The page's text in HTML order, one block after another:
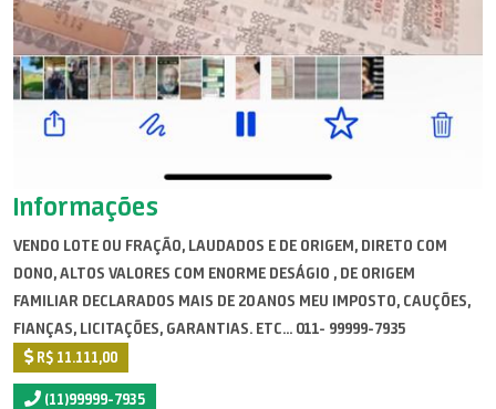
Informações
VENDO LOTE OU FRAÇÃO, LAUDADOS E DE ORIGEM, DIRETO COM
DONO, ALTOS VALORES COM ENORME DESÁGIO , DE ORIGEM
FAMILIAR DECLARADOS MAIS DE 20 ANOS MEU IMPOSTO, CAUÇÕES,
FIANÇAS, LICITAÇÕES, GARANTIAS. ETC... 011- 99999-7935
R$ 11.111,00
(11)99999-7935